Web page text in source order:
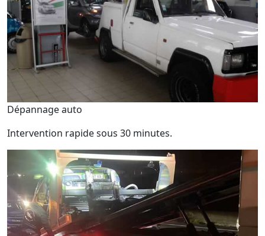
Dépannage auto
Intervention rapide sous 30 minutes.